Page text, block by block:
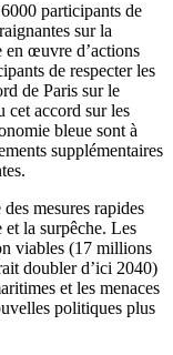
participants de
sur la
œuvre d’actions
de respecter les
de Paris sur le
cet accord sur les
bleue sont à
supplémentaires
mesures rapides
la surpêche. Les
viables (17 millions
doubler d’ici 2040)
et les menaces
politiques plus